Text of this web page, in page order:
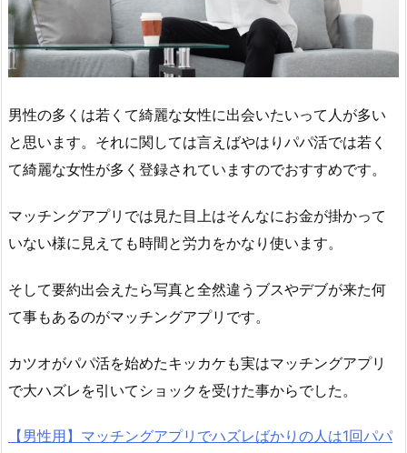
男性の多くは若くて綺麗な女性に出会いたいって人が多い
と思います。それに関しては言えばやはりパパ活では若く
て綺麗な女性が多く登録されていますのでおすすめです。
マッチングアプリでは見た目上はそんなにお金が掛かって
いない様に見えても時間と労力をかなり使います。
そして要約出会えたら写真と全然違うブスやデブが来た何
て事もあるのがマッチングアプリです。
カツオがパパ活を始めたキッカケも実はマッチングアプリ
で大ハズレを引いてショックを受けた事からでした。
【男性用】マッチングアプリでハズレばかりの人は1回パパ